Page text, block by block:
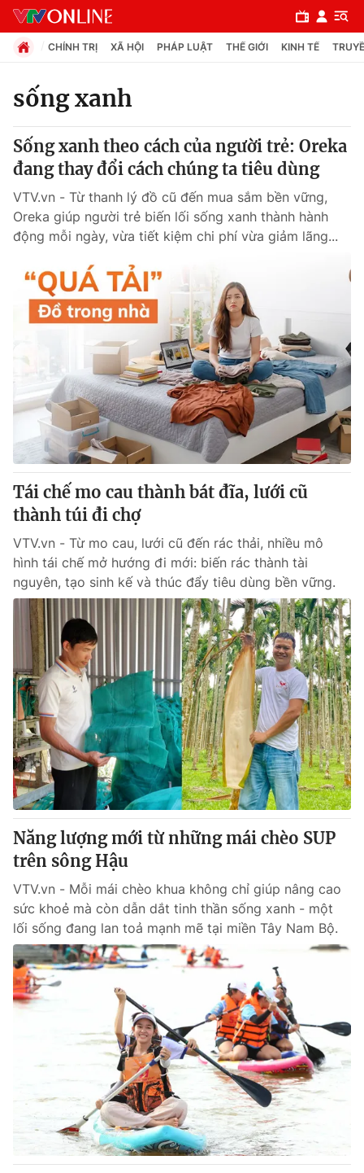
Chuyên mục
Chính trị
Xã hội
Y tế
Tin tức
Thế giới đó đây
Câu chuyện quốc tế
Kinh tế
Tài chính
Thị trường
Góc doanh nghiệp
Dữ liệu và đời sống
Truyền hình
Hậu trường
Nhân vật
Khán giả
Giải sao mai
Giải trí
Điện ảnh
Âm nhạc
Sao
Đời sống
Du lịch
Làm đẹp
Chất lượng cuộc sống
Giáo dục
Tuyển sinh
Học trực tuyến
Công nghệ
Hitech Công nghệ tương lai
Sản phẩm
Thị trường
Tư vấn
Giao lưu trực tuyến
Lịch phát sóng
Chuyên mục khác
Emagazine
Photo Infographic
Video Shorts video
VTV Money VTV Thể thao
VTV Sức khoẻ Bất động sản
Thị trường 24h Tấm lòng Việt
VTV4 Vươn mình bằng AI
CHÍNH TRỊ XÃ HỘI PHÁP LUẬT THẾ GIỚI KINH TẾ
sống xanh
Sống xanh theo cách của người trẻ: Oreka
đang thay đổi cách chúng ta tiêu dùng
VTV.vn - Từ thanh lý đồ cũ đến mua sắm bền vững,
Oreka giúp người trẻ biến lối sống xanh thành hành
động mỗi ngày, vừa tiết kiệm chi phí vừa giảm lãng...
Tái chế mo cau thành bát đĩa, lưới cũ
thành túi đi chợ
VTV.vn - Từ mo cau, lưới cũ đến rác thải, nhiều mô
hình tái chế mở hướng đi mới: biến rác thành tài
nguyên, tạo sinh kế và thúc đẩy tiêu dùng bền vững.
Năng lượng mới từ những mái chèo SUP
trên sông Hậu
VTV.vn - Mỗi mái chèo khua không chỉ giúp nâng cao
sức khoẻ mà còn dẫn dắt tinh thần sống xanh - một
lối sống đang lan toả mạnh mẽ tại miền Tây Nam Bộ.